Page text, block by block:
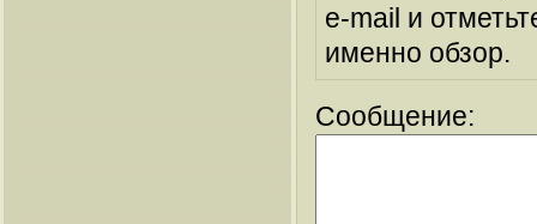
e-mail и
именно обзор.
Сообщение: